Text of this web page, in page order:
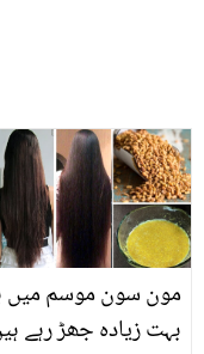
مون سون موسم میں
بہت زیادہ جھڑ رہے